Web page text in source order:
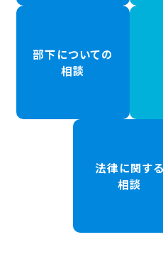
部下についての
相談
法律に関する
相談